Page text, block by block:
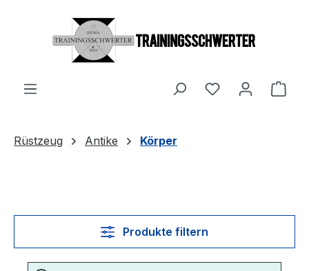
Zum Hauptinhalt springen
Du hast 0
Rüstzeug Antike Körper
Produkte filtern